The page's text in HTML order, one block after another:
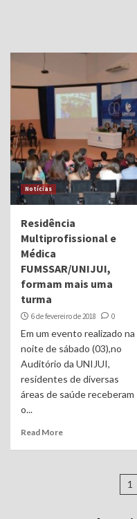
Notícias
Residência
Multiprofissional e
Médica
FUMSSAR/UNIJUI,
formam mais uma
turma
6 de fevereiro de 2018 0
Em um evento realizado na
noite de sábado (03),no
Auditório da UNIJUI,
residentes de diversas
áreas de saúde receberam
o...
Read More
1